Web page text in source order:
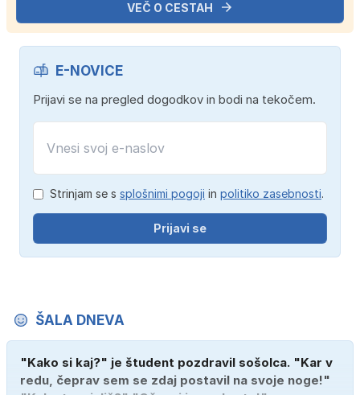
VEČ O CESTAH
E-NOVICE
Prijavi se na pregled dogodkov in bodi na tekočem.
Strinjam se s splošnimi pogoji in politiko zasebnosti.
Prijavi se
ŠALA DNEVA
"Kako si kaj?" je študent pozdravil sošolca. "Kar v
redu, čeprav sem se zdaj postavil na svoje noge!"